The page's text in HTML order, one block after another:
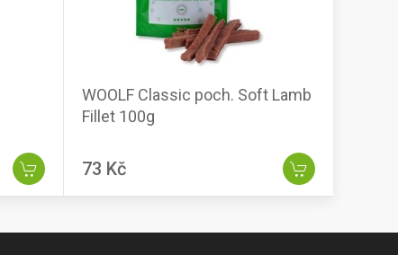
WOOLF Classic poch. Soft Lamb
Fillet 100g
73 Kč